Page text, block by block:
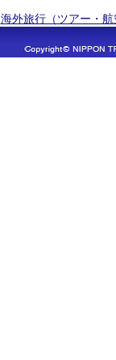
海外旅行（ツアー・航